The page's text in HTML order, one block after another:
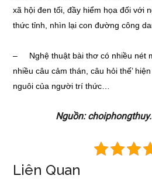
xã hội đen tối, đầy hiểm họa đối với
thức tỉnh, nhìn lại con đường công
– Nghệ thuật bài thơ có nhiều nét
nhiều câu cảm thán, câu hỏi thế’
nguôi của người trí thức…
Nguồn:
Liên Quan